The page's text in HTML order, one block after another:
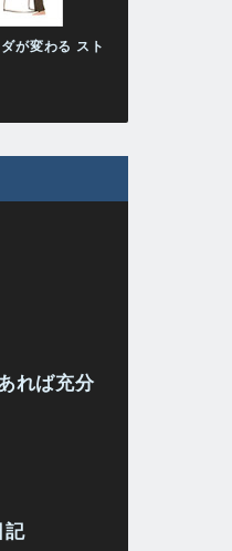
が変わる スト
れば充分
記